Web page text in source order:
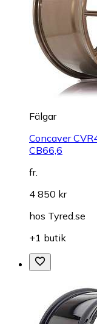
Fälgar
Concaver
CB66,6
fr.
4 850 kr
hos Tyred.se
+1 butik